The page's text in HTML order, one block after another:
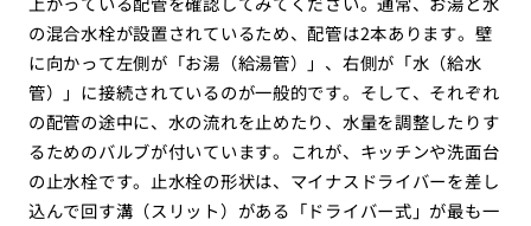
の混合水栓が設置されているため、配管は2本あります。壁
に向かって左側が「お湯（給湯管）」、右側が「水（給水
管）」に接続されているのが一般的です。そして、それぞれ
の配管の途中に、水の流れを止めたり、水量を調整したりす
るためのバルブが付いています。これが、キッチンや洗面台
の止水栓です。止水栓の形状は、マイナスドライバーを差し
込んで回す溝（スリット）がある「ドライバー式」が最も一